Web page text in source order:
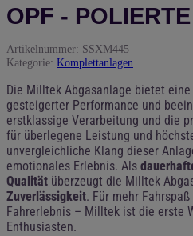
OPF -
Artikelnummer: SSXM445
Kategorie: Komplettanlagen
Die Milltek Abgasanlage bietet
gesteigerter Performance und
erstklassige Verarbeitung und die
für überlegene Leistung und
unvergleichliche Klang dieser
emotionales Erlebnis. Als
Qualität überzeugt die Milltek
Zuverlässigkeit. Für mehr
Fahrerlebnis – Milltek ist die erste
Enthusiasten.